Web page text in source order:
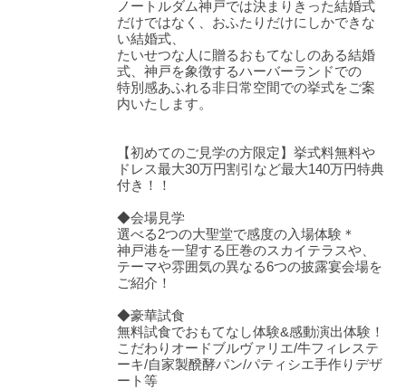
ノートルダム神戸では決まりきった結婚式
だけではなく、おふたりだけにしかできな
い結婚式、
たいせつな人に贈るおもてなしのある結婚
式、神戸を象徴するハーバーランドでの
特別感あふれる非日常空間での挙式をご案
内いたします。
【初めてのご見学の方限定】挙式料無料や
ドレス最大30万円割引など最大140万円特典
付き！！
◆会場見学
選べる2つの大聖堂で感度の入場体験＊
神戸港を一望する圧巻のスカイテラスや、
テーマや雰囲気の異なる6つの披露宴会場を
ご紹介！
◆豪華試食
無料試食でおもてなし体験&感動演出体験！
こだわりオードブルヴァリエ/牛フィレステ
ーキ/自家製醗酵パン/パティシエ手作りデザ
ート等